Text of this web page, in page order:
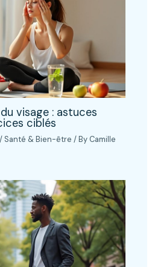
visage : astuces
ciblés
/ Santé & Bien-être / By Camille